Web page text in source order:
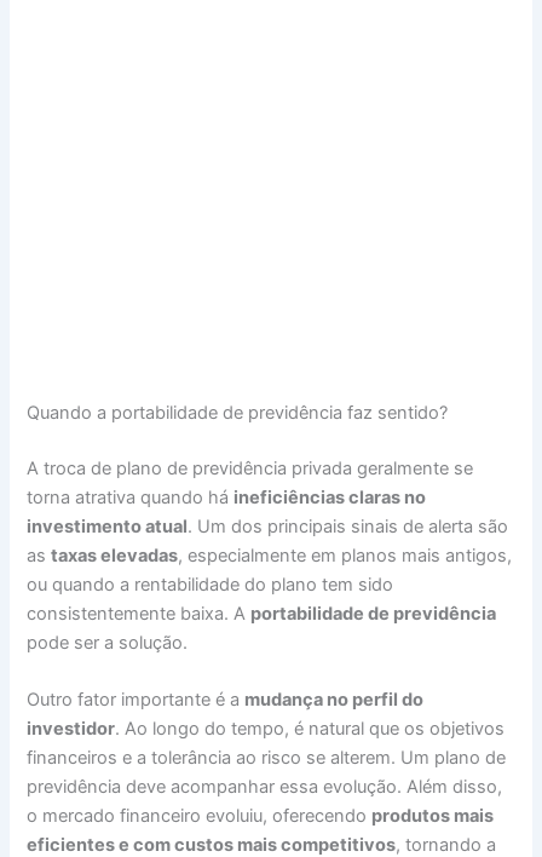
Quando a portabilidade de previdência faz sentido?
A troca de plano de previdência privada geralmente se
torna atrativa quando há ineficiências claras no
investimento atual. Um dos principais sinais de alerta são
astaxas elevadas, especialmente em planos mais antigos,
ou quando a rentabilidade do plano tem sido
consistentemente baixa. A portabilidade de previdência
pode ser a solução.
Outro fator importante é a mudança no perfil do
investidor. Ao longo do tempo, é natural que os objetivos
financeiros e a tolerância ao risco se alterem. Um plano de
previdência deve acompanhar essa evolução. Além disso,
o mercado financeiro evoluiu, oferecendo produtos mais
eficientes e com custos mais competitivos, tornando a